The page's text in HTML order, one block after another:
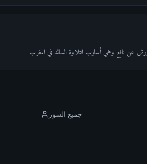
ورش عن نافع وهي أسلوب التلاوة السائد في المغرب.
جميع السور